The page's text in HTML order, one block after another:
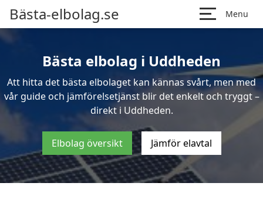
Bästa-elbolag.se Menu
Bästa elbolag i Uddheden
Att hitta det bästa elbolaget kan kännas svårt, men med
vår guide och jämförelsetjänst blir det enkelt och tryggt –
direkt i Uddheden.
Elbolag översikt Jämför elavtal